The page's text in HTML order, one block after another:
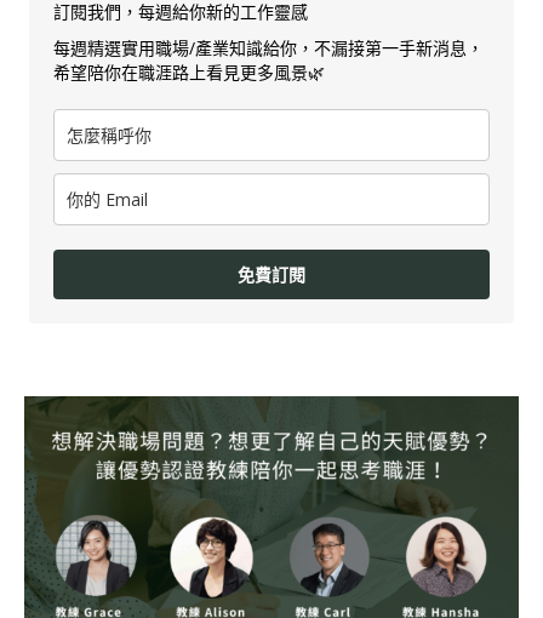
訂閱我們，每週給你新的工作靈感
每週精選實用職場/產業知識給你，不漏接第一手新消息，
希望陪你在職涯路上看見更多風景🌿
免費訂閱